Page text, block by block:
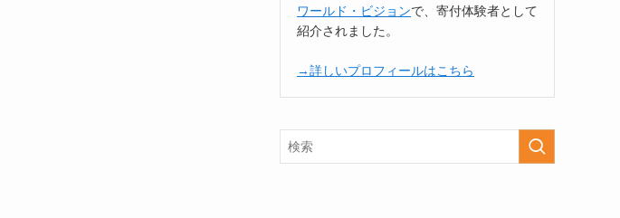
ワールド・ビジョンで、寄付体験者として
紹介されました。
→詳しいプロフィールはこちら